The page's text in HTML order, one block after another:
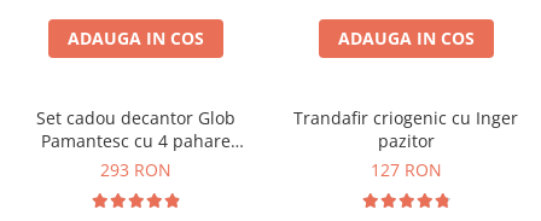
Cadouri Fete
Pentru Copilul din tine
Cadouri de Casa Noua
Cadouri Majorat
Cadouri pentru Nasi
Cani si Termosuri
Jocuri si Puzzle
Seturi de caligrafie
Cadouri Sfantul Alexandru
Cadouri Constantin si Elena
Cadouri Sfanta Maria
Cadouri Sfintii Mihail si Gavriil
ADAUGA IN COS ADAUGA IN COS
Set cadou decantor Glob
Pamantesc cu 4 pahare
Deluxe
293 RON
Trandafir criogenic cu Inger
pazitor
127 RON